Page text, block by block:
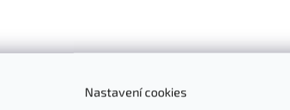
Nastavení cookies
u